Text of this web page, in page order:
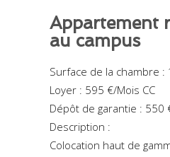
Appartement
au campus
Surface de la chambre :
Loyer : 595 €/Mois CC
Dépôt de garantie : 550
Description :
Colocation haut de